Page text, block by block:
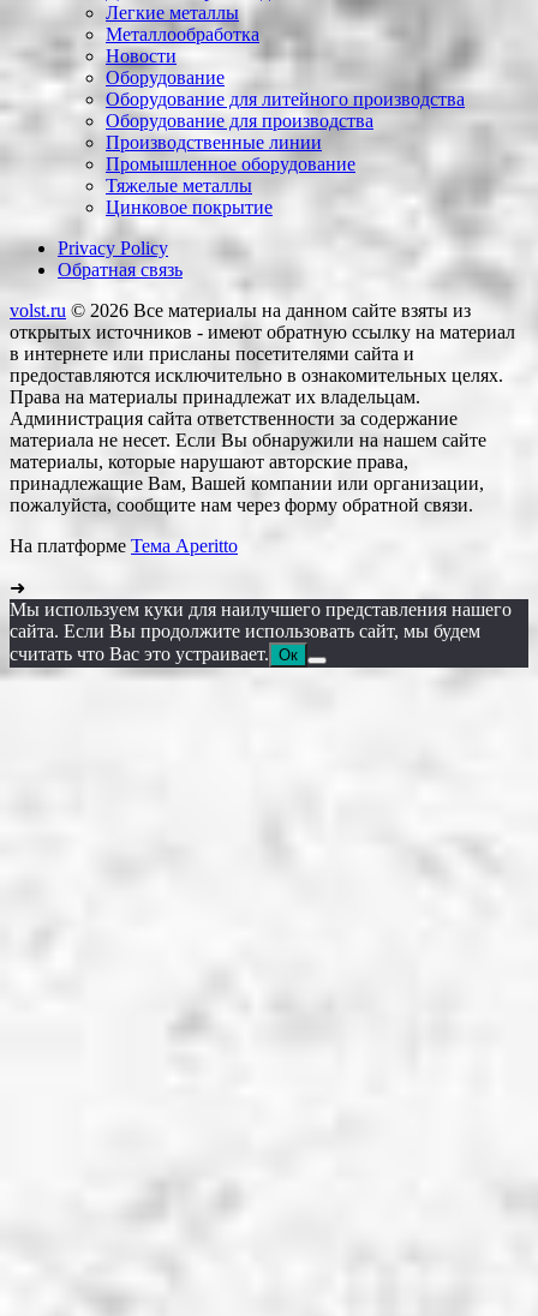
Легкие металлы
Металлообработка
Новости
Оборудование
Оборудование для литейного производства
Оборудование для производства
Производственные линии
Промышленное оборудование
Тяжелые металлы
Цинковое покрытие
Privacy Policy
Обратная связь
volst.ru © 2026 Все материалы на данном сайте взяты из
открытых источников - имеют обратную ссылку на материал
в интернете или присланы посетителями сайта и
предоставляются исключительно в ознакомительных целях.
Права на материалы принадлежат их владельцам.
Администрация сайта ответственности за содержание
материала не несет. Если Вы обнаружили на нашем сайте
материалы, которые нарушают авторские права,
принадлежащие Вам, Вашей компании или организации,
пожалуйста, сообщите нам через форму обратной связи.
На платформе Тема Aperitto
➜
Мы используем куки для наилучшего представления нашего
сайта. Если Вы продолжите использовать сайт, мы будем
считать что Вас это устраивает. Ок